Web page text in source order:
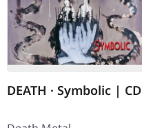
DEATH · Symbolic | CD